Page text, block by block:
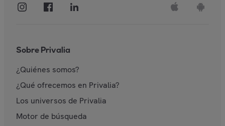
Sobre Privalia
¿Quiénes somos?
¿Qué ofrecemos en Privalia?
Los universos de Privalia
Motor de búsqueda